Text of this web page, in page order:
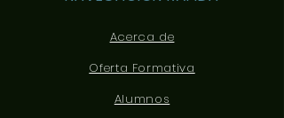
Acerca de
Oferta Formativa
Alumnos